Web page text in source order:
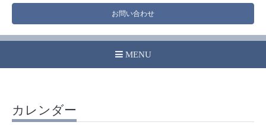
お問い合わせ
MENU
カレンダー